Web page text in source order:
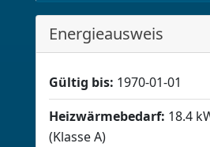
Energieausweis
Gültig bis: 1970-01-01
Heizwärmebedarf: 18.4
(Klasse A)